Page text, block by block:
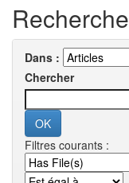
Recherche
Dans :
Chercher
Filtres courants :